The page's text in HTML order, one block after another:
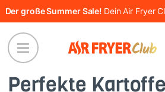
Direkt
zum
Inhalt
Der große Summer Sale! Dein Air Fryer
Perfekte